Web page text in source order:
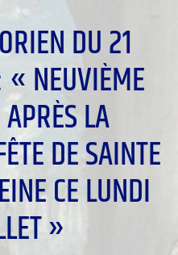
DU 21
NEUVIÈME
LA
DE SAINTE
CE LUNDI
»